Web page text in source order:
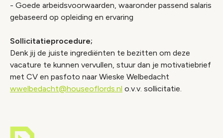
- Goede arbeidsvoorwaarden, waaronder passend salaris
gebaseerd op opleiding en ervaring
Sollicitatieprocedure;
Denk jij de juiste ingrediënten te bezitten om deze
vacature te kunnen vervullen, stuur dan je motivatiebrief
met CV en pasfoto naar Wieske Welbedacht
wwelbedacht@houseoflords.nl o.v.v. sollicitatie.